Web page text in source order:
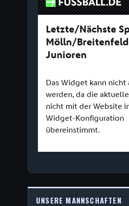
UNSERE MANNSCHAFTEN